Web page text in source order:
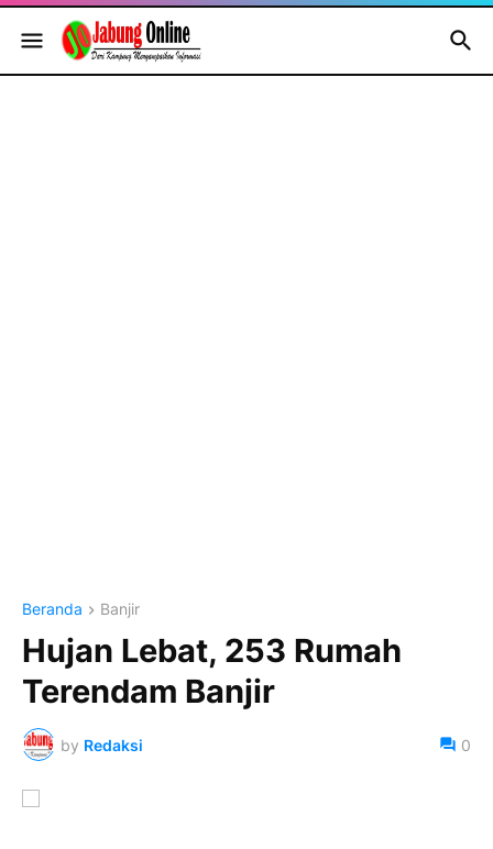
Beranda Banjir
Hujan Lebat, 253 Rumah
Terendam Banjir
by Redaksi 0